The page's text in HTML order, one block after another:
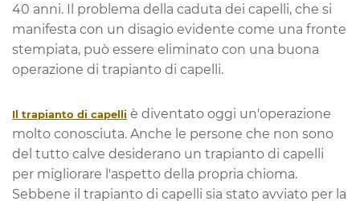
40 anni. Il problema della caduta dei capelli, che si
manifesta con un disagio evidente come una fronte
stempiata, può essere eliminato con una buona
operazione di trapianto di capelli.
Il trapianto di capelli è diventato oggi un'operazione
molto conosciuta. Anche le persone che non sono
del tutto calve desiderano un trapianto di capelli
per migliorare l'aspetto della propria chioma.
Sebbene il trapianto di capelli sia stato avviato per la